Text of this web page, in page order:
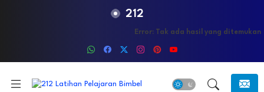
212
Error: Tak ada hasil yang ditemukan